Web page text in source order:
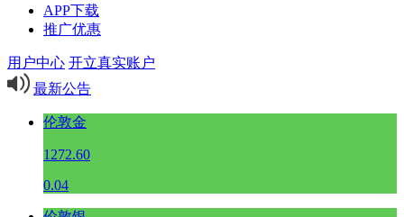
APP下载
推广优惠
用户中心 开立真实账户
最新公告
伦敦金
1272.60
0.04